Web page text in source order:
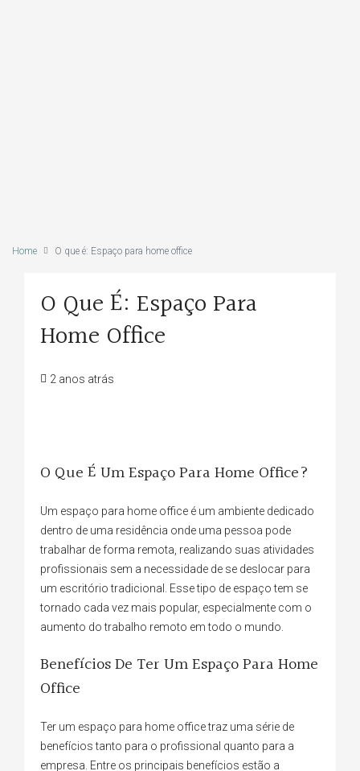
Home O que é: Espaço para home office
O Que É: Espaço Para
Home Office
2 anos atrás
O Que É Um Espaço Para Home Office?
Um espaço para home office é um ambiente dedicado
dentro de uma residência onde uma pessoa pode
trabalhar de forma remota, realizando suas atividades
profissionais sem a necessidade de se deslocar para
um escritório tradicional. Esse tipo de espaço tem se
tornado cada vez mais popular, especialmente com o
aumento do trabalho remoto em todo o mundo.
Benefícios De Ter Um Espaço Para Home
Office
Ter um espaço para home office traz uma série de
benefícios tanto para o profissional quanto para a
empresa. Entre os principais benefícios estão a